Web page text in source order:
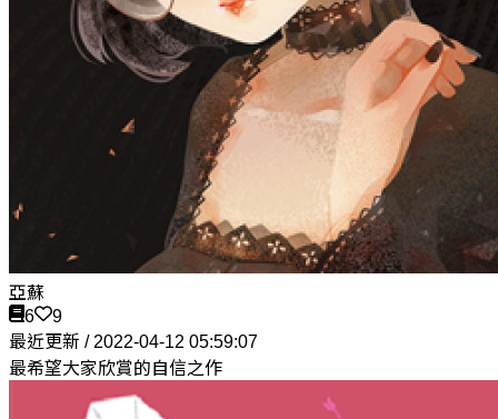
亞蘇
6
9
最近更新 / 2022-04-12 05:59:07
最希望大家欣賞的自信之作